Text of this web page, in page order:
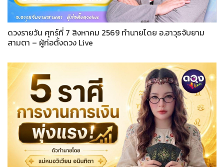
ดวงรายวัน ศุกร์ที่ 7 สิงหาคม 2569 ทำนายโดย อ.อาวุธจับยาม
สามตา – ผู้ก่อตั้งดวง Live